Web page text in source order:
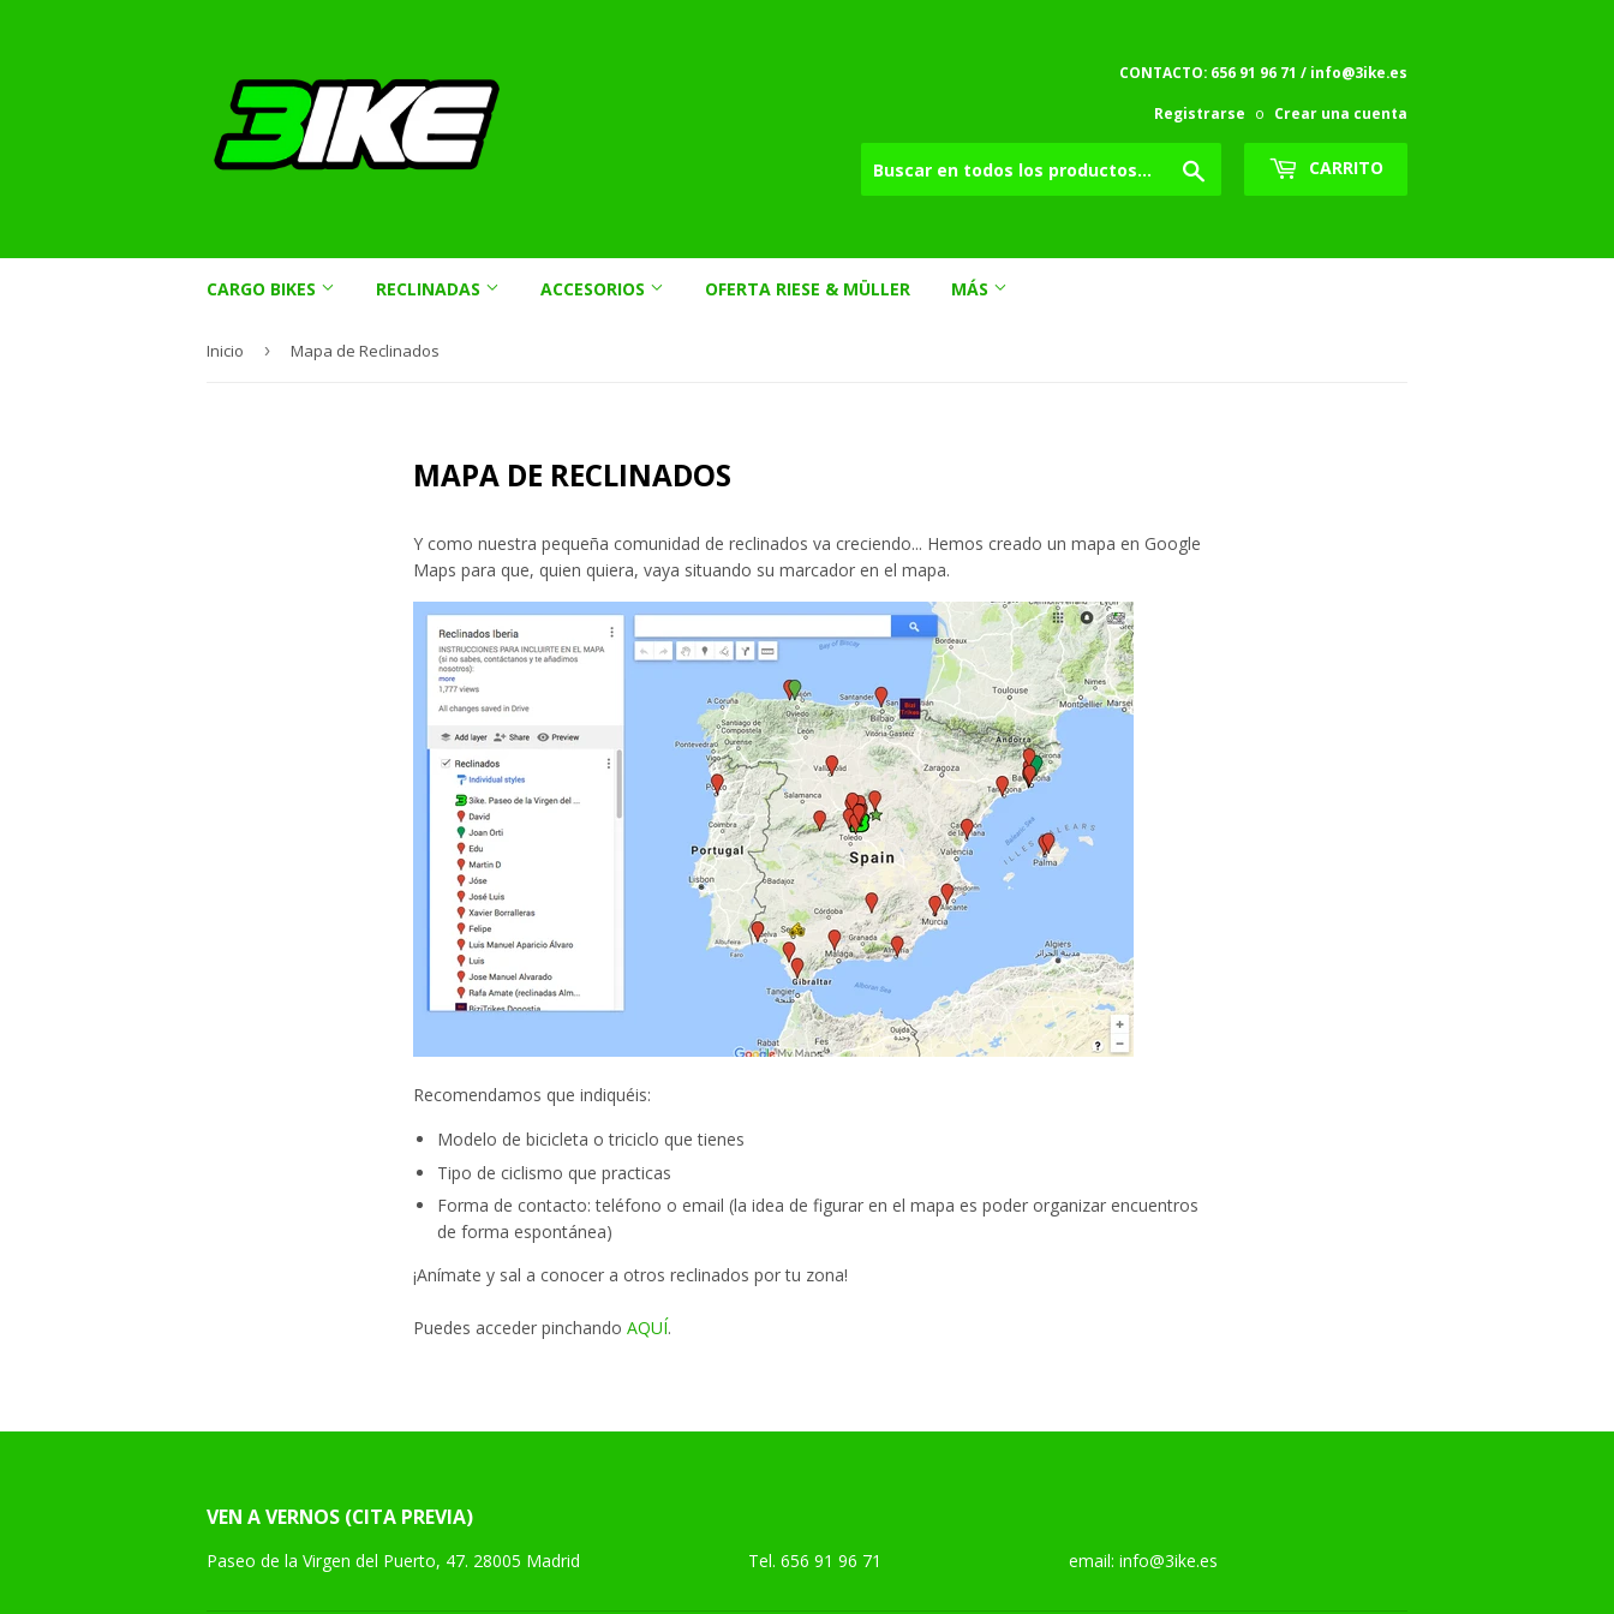
CONTACTO: 656 91 96 71 / info@3ike.es
Registrarse o Crear una cuenta
CARRITO
CARGO BIKES RECLINADAS ACCESORIOS OFERTA RIESE & MÜLLER MÁS
Inicio › Mapa de Reclinados
MAPA DE RECLINADOS
Y como nuestra pequeña comunidad de reclinados va creciendo... Hemos creado un mapa en Google
Maps para que, quien quiera, vaya situando su marcador en el mapa.
Recomendamos que indiquéis:
Modelo de bicicleta o triciclo que tienes
Tipo de ciclismo que practicas
Forma de contacto: teléfono o email (la idea de figurar en el mapa es poder organizar encuentros
de forma espontánea)
¡Anímate y sal a conocer a otros reclinados por tu zona!
Puedes acceder pinchando AQUÍ.
VEN A VERNOS (CITA PREVIA)
Paseo de la Virgen del Puerto, 47. 28005 Madrid Tel. 656 91 96 71 email: info@3ike.es